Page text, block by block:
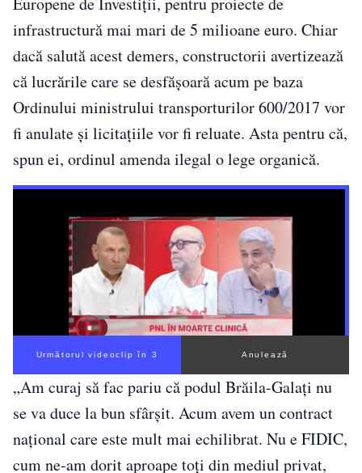
infrastructură mai mari de 5 milioane euro. Chiar
dacă salută acest demers, constructorii avertizează
că lucrările care se desfăşoară acum pe baza
Ordinului ministrului transporturilor 600/2017 vor
fi anulate şi licitaţiile vor fi reluate. Asta pentru că,
spun ei, ordinul amenda ilegal o lege organică.
Următorul videoclip în 2 Anulează
„Am curaj să fac pariu că podul Brăila-Galaţi nu
se va duce la bun sfârşit. Acum avem un contract
naţional care este mult mai echilibrat. Nu e FIDIC,
cum ne-am dorit aproape toţi din mediul privat,